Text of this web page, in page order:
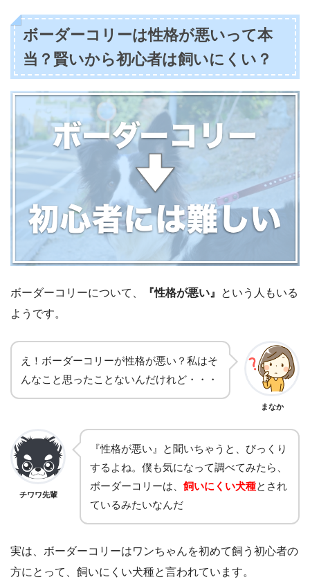
ボーダーコリーは性格が悪いって本
当？賢いから初心者は飼いにくい？
ボーダーコリーについて、 『性格が悪い』
という人もいる
ようです。
え！ボーダーコリーが性格が悪い？私はそ
んなこと思ったことないんだけれど・・・
まなか
チワワ先輩
『性格が悪い』と聞いちゃうと、びっくり
するよね。僕も気になって調べてみたら、
ボーダーコリーは、 飼いにくい犬種とされ
ているみたいなんだ
実は、ボーダーコリーはワンちゃんを初めて飼う初心者の
方にとって、飼いにくい犬種と言われています。